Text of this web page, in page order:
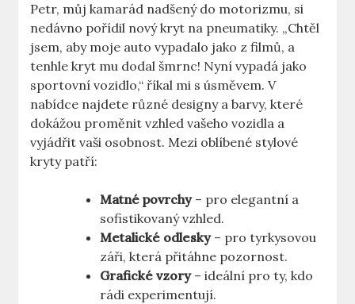
Petr, můj kamarád nadšený do motorizmu, si
nedávno pořídil nový kryt na pneumatiky. „Chtěl
jsem, aby moje auto vypadalo jako z filmů, a
tenhle kryt mu dodal šmrnc! Nyní vypadá jako
sportovní vozidlo,“ říkal mi s úsměvem. V
nabídce najdete různé designy a barvy, které
dokážou proměnit vzhled vašeho vozidla a
vyjádřit vaši osobnost. Mezi oblíbené stylové
kryty patří:
Matné povrchy– pro elegantní a
sofistikovaný vzhled.
Metalické odlesky– pro tyrkysovou
záři, která přitáhne pozornost.
Grafické vzory– ideální pro ty, kdo
rádi experimentují.